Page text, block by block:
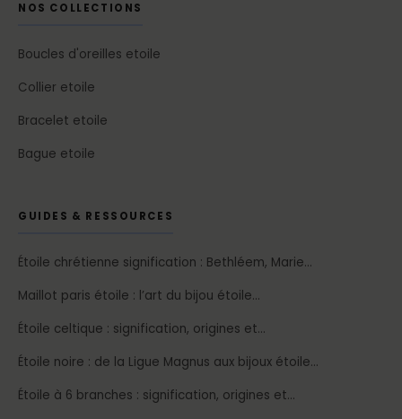
NOS COLLECTIONS
Boucles d'oreilles etoile
Collier etoile
Bracelet etoile
Bague etoile
GUIDES & RESSOURCES
Étoile chrétienne signification : Bethléem, Marie…
Maillot paris étoile : l’art du bijou étoile…
Étoile celtique : signification, origines et…
Étoile noire : de la Ligue Magnus aux bijoux étoile…
Étoile à 6 branches : signification, origines et…